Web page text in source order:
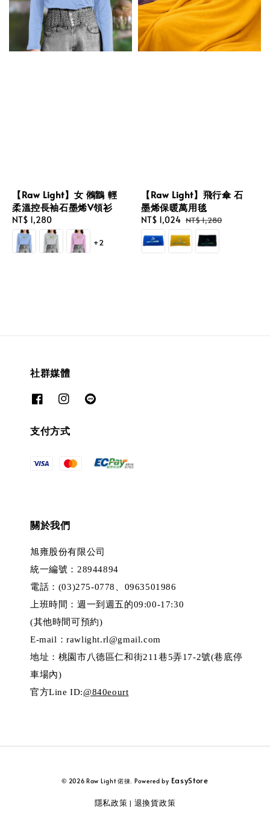
【Raw Light】女 鵂鶹 輕
柔溫控長袖石墨烯V領衫
Regular
price
NT$ 1,280
+2
【Raw Light】飛行傘 石
墨烯保暖萬用毯
Sale
price
NT$ 1,024 Regular
price
NT$ 1,280
社群媒體
支付方式
關於我們
旭雍股份有限公司
統一編號：28944894
電話：(03)275-0778、0963501986
上班時間：週一到週五的09:00-17:30
(其他時間可預約)
E-mail：rawlight.rl@gmail.com
地址：桃園市八德區仁和街211巷5弄17-2號(巷底停
車場內)
官方Line ID:@840eourt
© 2026 Raw Light 偌徠. Powered by EasyStore
隱私政策 | 退換貨政策